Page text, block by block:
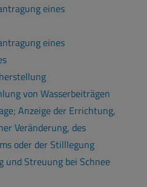
eines
eines
von Wasserbeiträgen
Anzeige der Errichtung,
Veränderung, des
oder der Stilllegung
und Streuung bei Schnee